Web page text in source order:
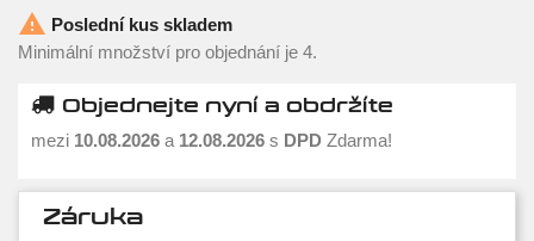
 Poslední kus skladem
Minimální množství pro objednání je 4.
Objednejte nyní a obdržíte
mezi 10.08.2026 a 12.08.2026 s DPD Zdarma!
Záruka